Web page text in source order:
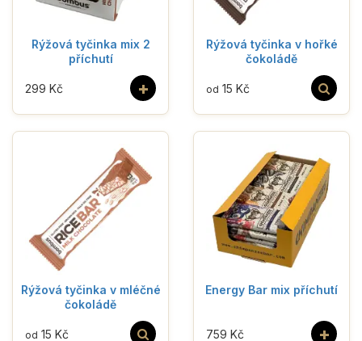
Rýžová tyčinka mix 2
příchutí
+
299 Kč
Rýžová tyčinka v hořké
čokoládě
od 15 Kč
Rýžová tyčinka v mléčné
čokoládě
od 15 Kč
Energy Bar mix příchutí
+
759 Kč